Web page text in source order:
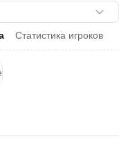
Статистика игроков